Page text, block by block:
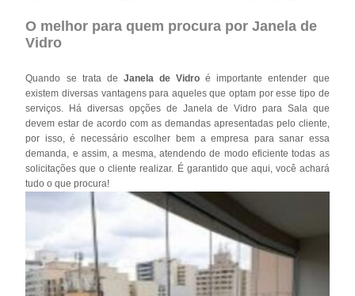
O melhor para quem procura por Janela de
Vidro
Quando se trata de Janela de Vidro é importante entender que
existem diversas vantagens para aqueles que optam por esse tipo de
serviços. Há diversas opções de Janela de Vidro para Sala que
devem estar de acordo com as demandas apresentadas pelo cliente,
por isso, é necessário escolher bem a empresa para sanar essa
demanda, e assim, a mesma, atendendo de modo eficiente todas as
solicitações que o cliente realizar. É garantido que aqui, você achará
tudo o que procura!